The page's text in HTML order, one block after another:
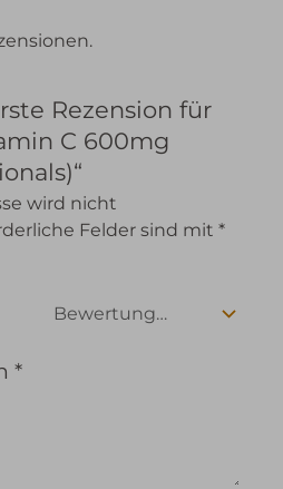
Rezension für
C 600mg
wird nicht
Felder sind mit *
*